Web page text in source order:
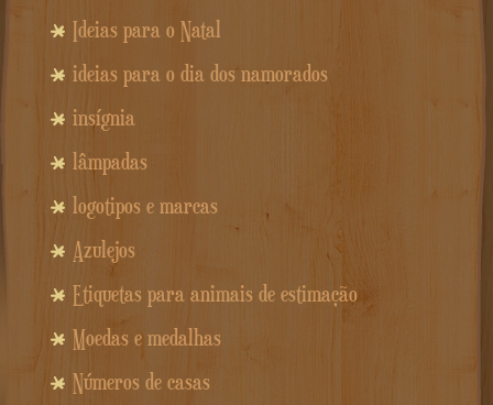
Ideias para o Natal
ideias para o dia dos namorados
insígnia
lâmpadas
logotipos e marcas
Azulejos
Etiquetas para animais de estimação
Moedas e medalhas
Números de casas